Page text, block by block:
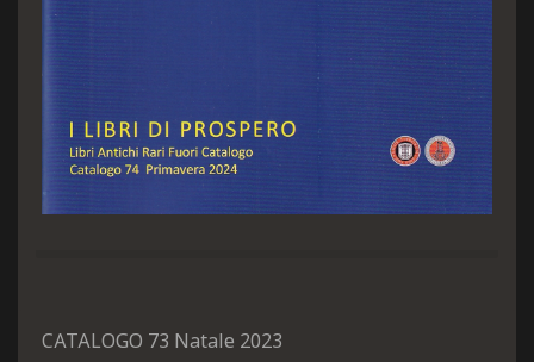
CATALOGO 73 Natale 2023